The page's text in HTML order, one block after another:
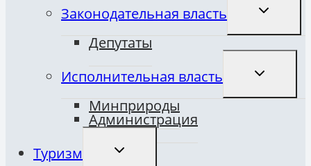
Законодательная власть
Депутаты
Исполнительная власть
Минприроды
Администрация
Туризм
ПЕРЕКЛЮЧИТЬ
ДОЧЕРНЕЕ